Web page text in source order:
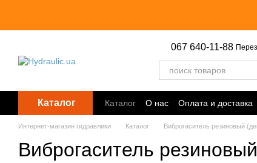
067 640-11-88
Каталог Каталог О нас Оплата и доставка
Точки выдачи
Интернет-магазин гидравлики Каталог Виброгаситель резиновый
Виброгаситель